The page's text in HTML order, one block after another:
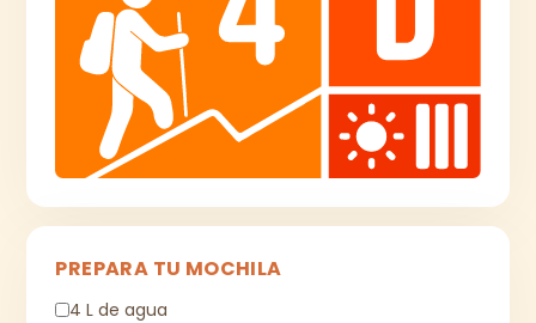
PREPARA TU MOCHILA
4 L de agua